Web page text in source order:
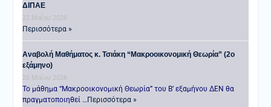
ΔΙΠΑΕ
22 Μαΐου 2026
Περισσότερα »
Αναβολή Μαθήματος κ. Τσιάκη “Μακροοικονομική Θεωρία” (2ο
εξάμηνο)
20 Μαΐου 2026
Το μάθημα “Μακροοικονομική Θεωρία” του Β’ εξαμήνου ΔΕΝ θα
πραγματοποιηθεί …Περισσότερα »